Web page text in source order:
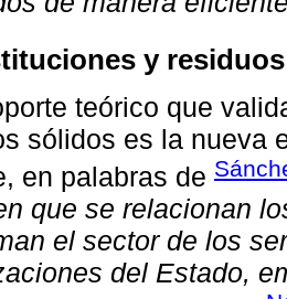
y
teórico que
sólidos es la nueva
en palabras de
que se relacionan
el sector de los
del Estado,